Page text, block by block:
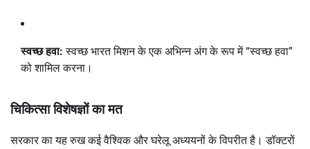
स्वच्छ हवा: स्वच्छ भारत मिशन के एक अभिन्न अंग के रूप में “स्वच्छ हवा”
को शामिल करना।
चिकित्सा विशेषज्ञों का मत
सरकार का यह रुख कई वैश्विक और घरेलू अध्ययनों के विपरीत है।डॉक्टरों